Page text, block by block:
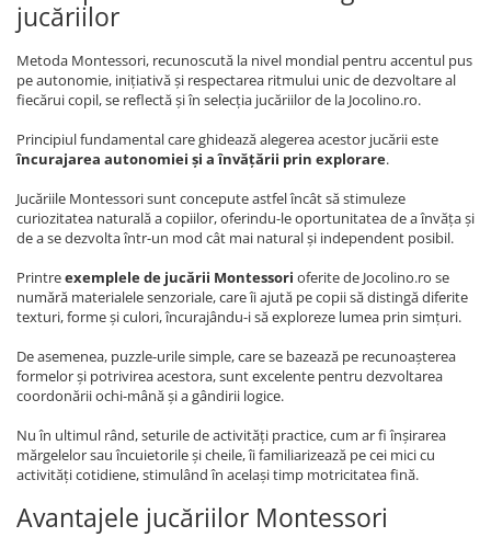
jucăriilor
Metoda Montessori, recunoscută la nivel mondial pentru accentul pus
pe autonomie, inițiativă și respectarea ritmului unic de dezvoltare al
fiecărui copil, se reflectă și în selecția jucăriilor de la Jocolino.ro.
Principiul fundamental care ghidează alegerea acestor jucării este
încurajarea autonomiei și a învățării prin explorare.
Jucăriile Montessori sunt concepute astfel încât să stimuleze
curiozitatea naturală a copiilor, oferindu-le oportunitatea de a învăța și
de a se dezvolta într-un mod cât mai natural și independent posibil.
Printreexemplele de jucării Montessori oferite de Jocolino.ro se
numără materialele senzoriale, care îi ajută pe copii să distingă diferite
texturi, forme și culori, încurajându-i să exploreze lumea prin simțuri.
De asemenea, puzzle-urile simple, care se bazează pe recunoașterea
formelor și potrivirea acestora, sunt excelente pentru dezvoltarea
coordonării ochi-mână și a gândirii logice.
Nu în ultimul rând, seturile de activități practice, cum ar fi înșirarea
mărgelelor sau încuietorile și cheile, îi familiarizează pe cei mici cu
activități cotidiene, stimulând în același timp motricitatea fină.
Avantajele jucăriilor Montessori